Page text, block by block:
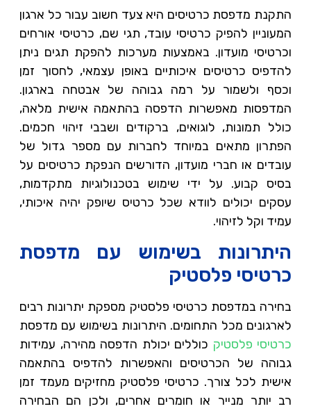
התקנת מדפסת כרטיסים היא צעד חשוב עבור כל ארגון
המעוניין להפיק כרטיסי עובד, תגי שם, כרטיסי אורחים
וכרטיסי מועדון. באמצעות מערכות להפקת תגים ניתן
להדפיס כרטיסים איכותיים באופן עצמאי, לחסוך זמן
וכסף ולשמור על רמה גבוהה של אבטחה בארגון.
המדפסות מאפשרות הדפסה בהתאמה אישית מלאה,
כולל תמונות, לוגואים, ברקודים ושבבי זיהוי חכמים.
הפתרון מתאים במיוחד לחברות עם מספר גדול של
עובדים או חברי מועדון, הדורשים הנפקת כרטיסים על
בסיס קבוע. על ידי שימוש בטכנולוגיות מתקדמות,
עסקים יכולים לוודא שכל כרטיס שיופק יהיה איכותי,
עמיד וקל לזיהוי.
היתרונות בשימוש עם מדפסת
כרטיסי פלסטיק
בחירה במדפסת כרטיסי פלסטיק מספקת יתרונות רבים
לארגונים מכל התחומים. היתרונות בשימוש עם מדפסת
כרטיסי פלסטיק כוללים יכולת הדפסה מהירה, עמידות
גבוהה של הכרטיסים והאפשרות להדפיס בהתאמה
אישית לכל צורך. כרטיסי פלסטיק מחזיקים מעמד זמן
רב יותר מנייר או חומרים אחרים, ולכן הם הבחירה